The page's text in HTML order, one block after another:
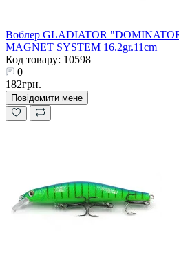
Воблер GLADIATOR
MAGNET SYSTEM 16.2gr.11cm
Код товару: 10598
0
182грн.
Повідомити мене